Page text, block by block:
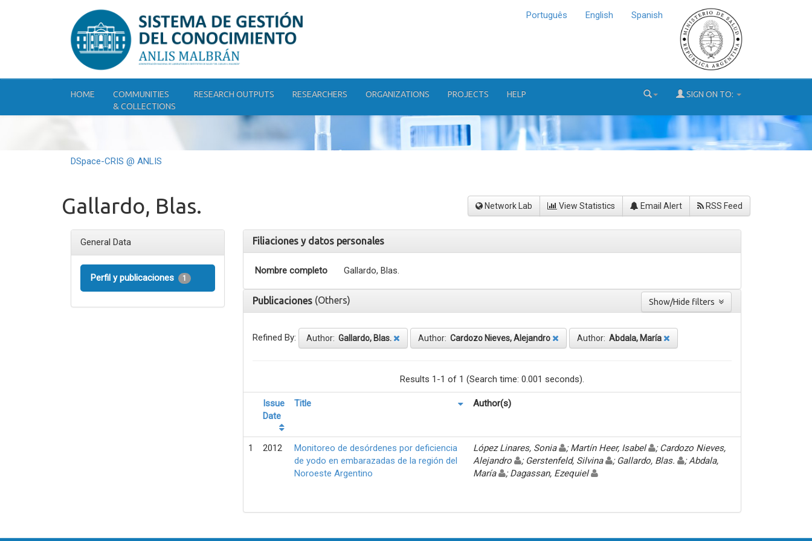
Português English Spanish
HOME
COMMUNITIES
& COLLECTIONS
RESEARCH OUTPUTS RESEARCHERS ORGANIZATIONS PROJECTS HELP SIGN ON TO:
DSpace-CRIS @ ANLIS
Gallardo, Blas. Network Lab View Statistics Email Alert RSS Feed
General Data
Perfil y publicaciones 1
Filiaciones y datos personales
Nombre completo Gallardo, Blas.
Publicaciones (Others)
Refined By: Author: Gallardo, Blas. Author: Cardozo Nieves, Alejandro Author: Abdala, María
Results 1-1 of 1 (Search time: 0.001 seconds).
Issue
Date
Title Author(s)
1 2012
Monitoreo de desórdenes por deficiencia
de yodo en embarazadas de la región del
Noroeste Argentino
López Linares, Sonia ; Martín Heer, Isabel
; Cardozo Nieves,
Alejandro
; Gerstenfeld, Silvina ; Gallardo, Blas.
; Abdala,
María
; Dagassan, Ezequiel